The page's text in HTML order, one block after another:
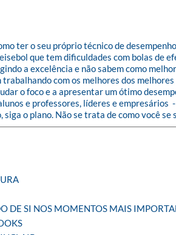
ter o seu próprio técnico de
que tem dificuldades com bolas de
a excelência e não sabem como
trabalhando com os melhores dos
o foco e a apresentar um ótimo
e professores, líderes e empresários
o plano. Não se trata de como você se
DE SI NOS MOMENTOS MAIS